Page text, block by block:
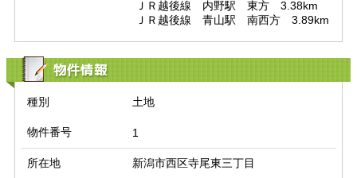
ＪＲ越後線　青山駅　南西方　3.89km
物件情報
種別 土地
物件番号 1
所在地 新潟市西区寺尾東三丁目